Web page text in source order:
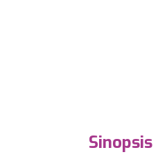
Sinopsis